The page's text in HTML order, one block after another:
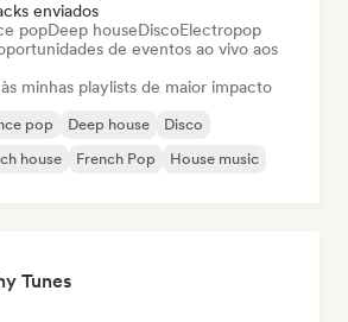
enviados
popDeep houseDiscoElectropop
de eventos ao vivo aos
minhas playlists de maior impacto
pop Deep house
Disco
house French Pop House music
Tunes